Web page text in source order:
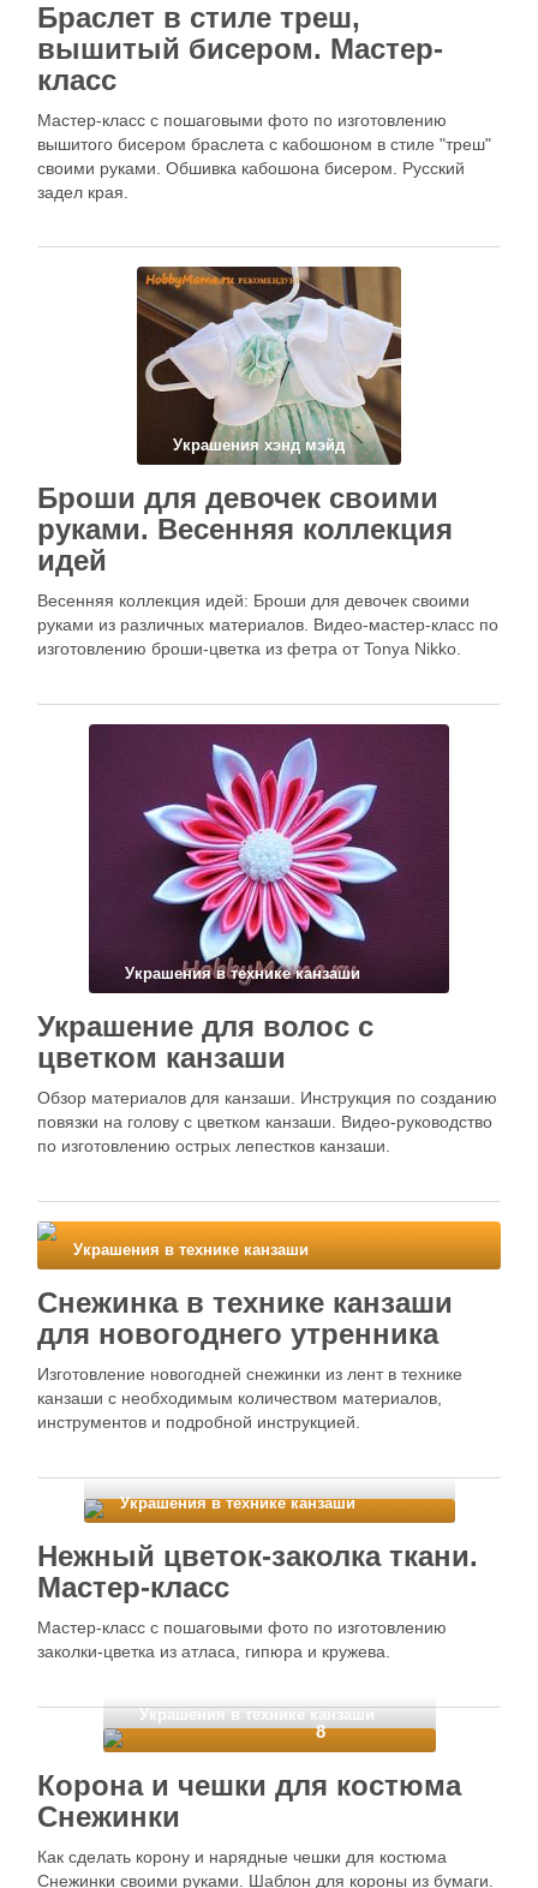
Браслет в стиле треш,
вышитый бисером. Мастер-
класс
Мастер-класс с пошаговыми фото по изготовлению
вышитого бисером браслета с кабошоном в стиле "треш"
своими руками. Обшивка кабошона бисером. Русский
задел края.
Украшения хэнд мэйд
Броши для девочек своими
руками. Весенняя коллекция
идей
Весенняя коллекция идей: Броши для девочек своими
руками из различных материалов. Видео-мастер-класс по
изготовлению броши-цветка из фетра от Tonya Nikko.
Украшения в технике канзаши
Украшение для волос с
цветком канзаши
Обзор материалов для канзаши. Инструкция по созданию
повязки на голову с цветком канзаши. Видео-руководство
по изготовлению острых лепестков канзаши.
Украшения в технике канзаши
Снежинка в технике канзаши
для новогоднего утренника
Изготовление новогодней снежинки из лент в технике
канзаши с необходимым количеством материалов,
инструментов и подробной инструкцией.
Украшения в технике канзаши
Нежный цветок-заколка ткани.
Мастер-класс
Мастер-класс с пошаговыми фото по изготовлению
заколки-цветка из атласа, гипюра и кружева.
Украшения в технике канзаши
8
Корона и чешки для костюма
Снежинки
Как сделать корону и нарядные чешки для костюма
Снежинки своими руками. Шаблон для короны из бумаги.